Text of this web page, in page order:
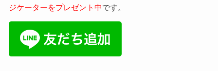
ジケーターをプレゼント中です。